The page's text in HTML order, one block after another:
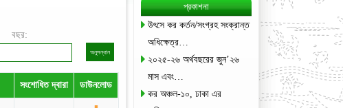
বছর:
সংশোধিত দ্বারা ডাউনলোড
প্রকাশনা
উৎসে কর কর্তন/সংগ্রহ সংক্রান্ত
অধিক্ষেত্র…
২০২৫-২৬ অর্থবছরের জুন’২৬
মাস এবং…
কর অঞ্চল-১০, ঢাকা এর